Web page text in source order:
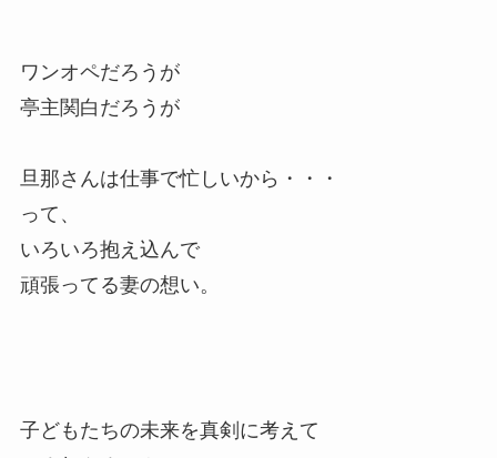
ワンオペだろうが
亭主関白だろうが
旦那さんは仕事で忙しいから・・・
って、
いろいろ抱え込んで
頑張ってる妻の想い。
子どもたちの未来を真剣に考えて